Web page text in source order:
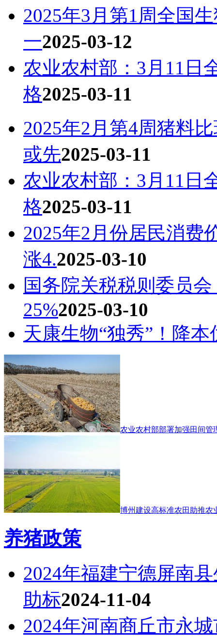
2025年3月第1周全国
一2025-03-12
农业农村部：3月11日
格2025-03-11
2025年2月第4周猪料
或先2025-03-11
农业农村部：3月11日
格2025-03-11
2025年2月份居民消费
涨4.2025-03-10
国务院关税税则委员
25%2025-03-10
天康生物“独秀”！降
农业农村部部署加强田间管
博州建设高标准农田助推农
养猪政策
2024年福建宁德屏南
助标2024-11-04
2024年河南商丘市永